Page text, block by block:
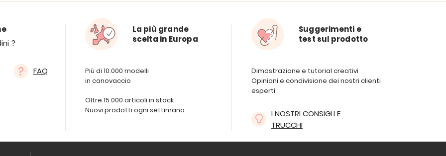
?
FAQ
La più grande
scelta in Europa
Più di 10.000 modelli
in canovaccio
Oltre 15.000 articoli in stock
Nuovi prodotti ogni settimana
Suggerimenti e
test sul prodotto
Dimostrazione e tutorial creativi
Opinioni e condivisione dei nostri clienti
esperti
I NOSTRI CONSIGLI E
TRUCCHI